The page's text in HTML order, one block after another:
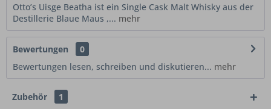
Otto’s Uisge Beatha ist ein Single Cask Malt Whisky aus der
Destillerie Blaue Maus ,... mehr
Bewertungen
0
Bewertungen lesen, schreiben und diskutieren... mehr
Zubehör 1